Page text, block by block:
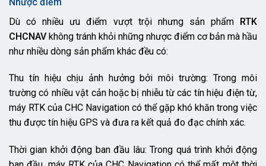
Dù có nhiều ưu điểm vượt trội nhưng sản phẩm RTK
CHCNAV không tránh khỏi những nhược điểm cơ bản mà hầu
như nhiều dòng sản phẩm khác đều có:
Thu tín hiệu chịu ảnh hưởng bởi môi trường: Trong môi
trường có nhiều vật cản hoặc bị nhiễu từ các tín hiệu điện từ,
máy RTK của CHC Navigation có thể gặp khó khăn trong việc
thu được tín hiệu GPS và đưa ra kết quả đo đạc chính xác.
Thời gian khởi động ban đầu lâu: Trong quá trình khởi động